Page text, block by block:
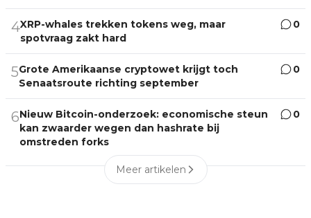
4XRP-whales trekken tokens weg, maar
spotvraag zakt hard
0
5Grote Amerikaanse cryptowet krijgt toch
Senaatsroute richting september
0
6Nieuw Bitcoin-onderzoek: economische steun
kan zwaarder wegen dan hashrate bij
omstreden forks
0
Meer artikelen